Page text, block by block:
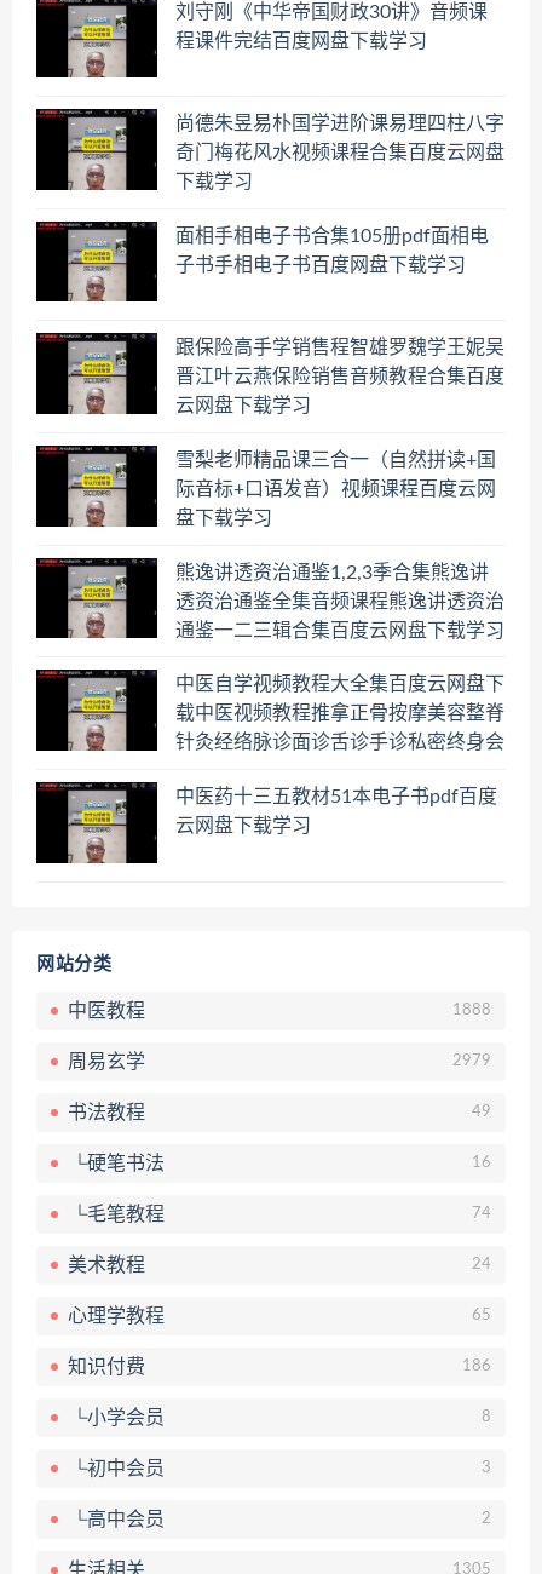
刘守刚《中华帝国财政30讲》音频课
程课件完结百度网盘下载学习
尚德朱昱易朴国学进阶课易理四柱八字
奇门梅花风水视频课程合集百度云网盘
下载学习
面相手相电子书合集105册pdf面相电
子书手相电子书百度网盘下载学习
跟保险高手学销售程智雄罗魏学王妮吴
晋江叶云燕保险销售音频教程合集百度
云网盘下载学习
雪梨老师精品课三合一（自然拼读+国
际音标+口语发音）视频课程百度云网
盘下载学习
熊逸讲透资治通鉴1,2,3季合集熊逸讲
透资治通鉴全集音频课程熊逸讲透资治
通鉴一二三辑合集百度云网盘下载学习
中医自学视频教程大全集百度云网盘下
载中医视频教程推拿正骨按摩美容整脊
针灸经络脉诊面诊舌诊手诊私密终身会
中医药十三五教材51本电子书pdf百度
云网盘下载学习
网站分类
中医教程 1888
周易玄学 2979
书法教程 49
└硬笔书法 16
└毛笔教程 74
美术教程 24
心理学教程 65
知识付费 186
└小学会员 8
└初中会员 3
└高中会员 2
生活相关 1305